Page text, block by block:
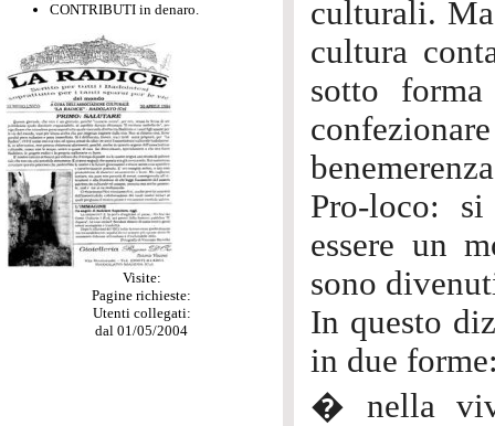
CONTRIBUTI in denaro.
Visite:
Pagine richieste:
Utenti collegati:
dal 01/05/2004
culturali.
cultura
sotto
Pro-loco:
essere un
sono
In questo
in due
� nella